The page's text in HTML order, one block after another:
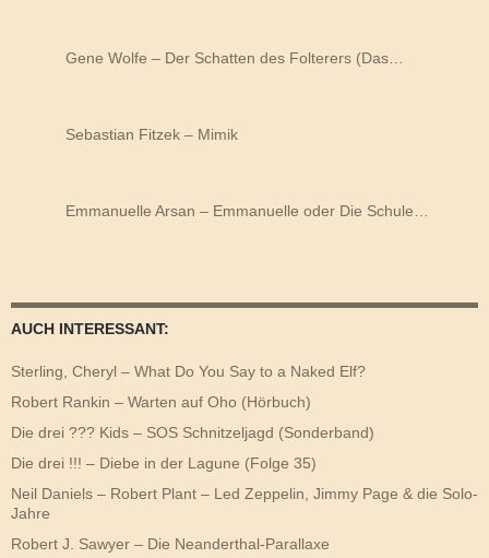
Gene Wolfe – Der Schatten des Folterers (Das…
Sebastian Fitzek – Mimik
Emmanuelle Arsan – Emmanuelle oder Die Schule…
AUCH INTERESSANT:
Sterling, Cheryl – What Do You Say to a Naked Elf?
Robert Rankin – Warten auf Oho (Hörbuch)
Die drei ??? Kids – SOS Schnitzeljagd (Sonderband)
Die drei !!! – Diebe in der Lagune (Folge 35)
Neil Daniels – Robert Plant – Led Zeppelin, Jimmy Page & die Solo-
Jahre
Robert J. Sawyer – Die Neanderthal-Parallaxe